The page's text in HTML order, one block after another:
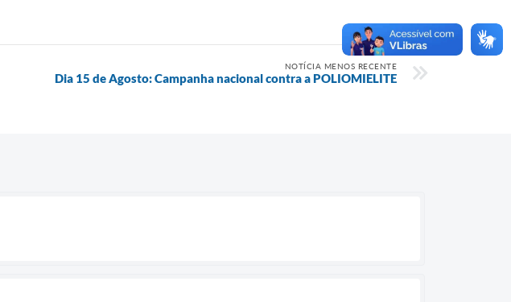
NOTÍCIA MENOS RECENTE
Dia 15 de Agosto: Campanha nacional contra a POLIOMIELITE